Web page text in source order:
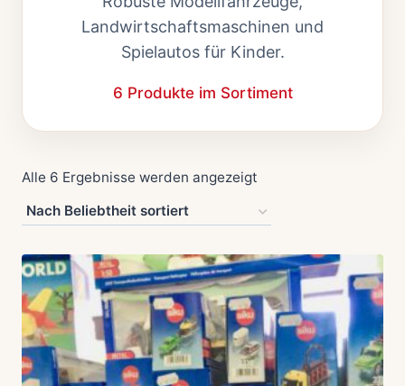
Landwirtschaftsmaschinen und
Spielautos für Kinder.
6 Produkte im Sortiment
Alle 6 Ergebnisse werden angezeigt
sortiert